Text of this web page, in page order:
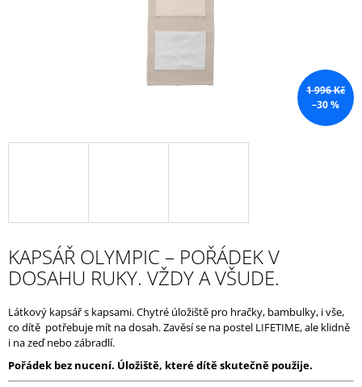
1 996 Kč
–30 %
KAPSÁŘ OLYMPIC – POŘÁDEK V
DOSAHU RUKY. VŽDY A VŠUDE.
Látkový kapsář s kapsami. Chytré úložiště pro hračky, bambulky, i vše,
co dítě potřebuje mít na dosah. Zavěsí se na postel LIFETIME, ale klidně
i na zeď nebo zábradlí.
Pořádek bez nucení. Úložiště, které dítě skutečně použije.
D
O
P
R
U
Č
U
J